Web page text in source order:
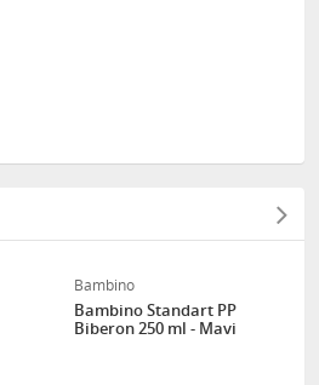
Bambino
Bambino Standart PP
Biberon 250 ml - Mavi